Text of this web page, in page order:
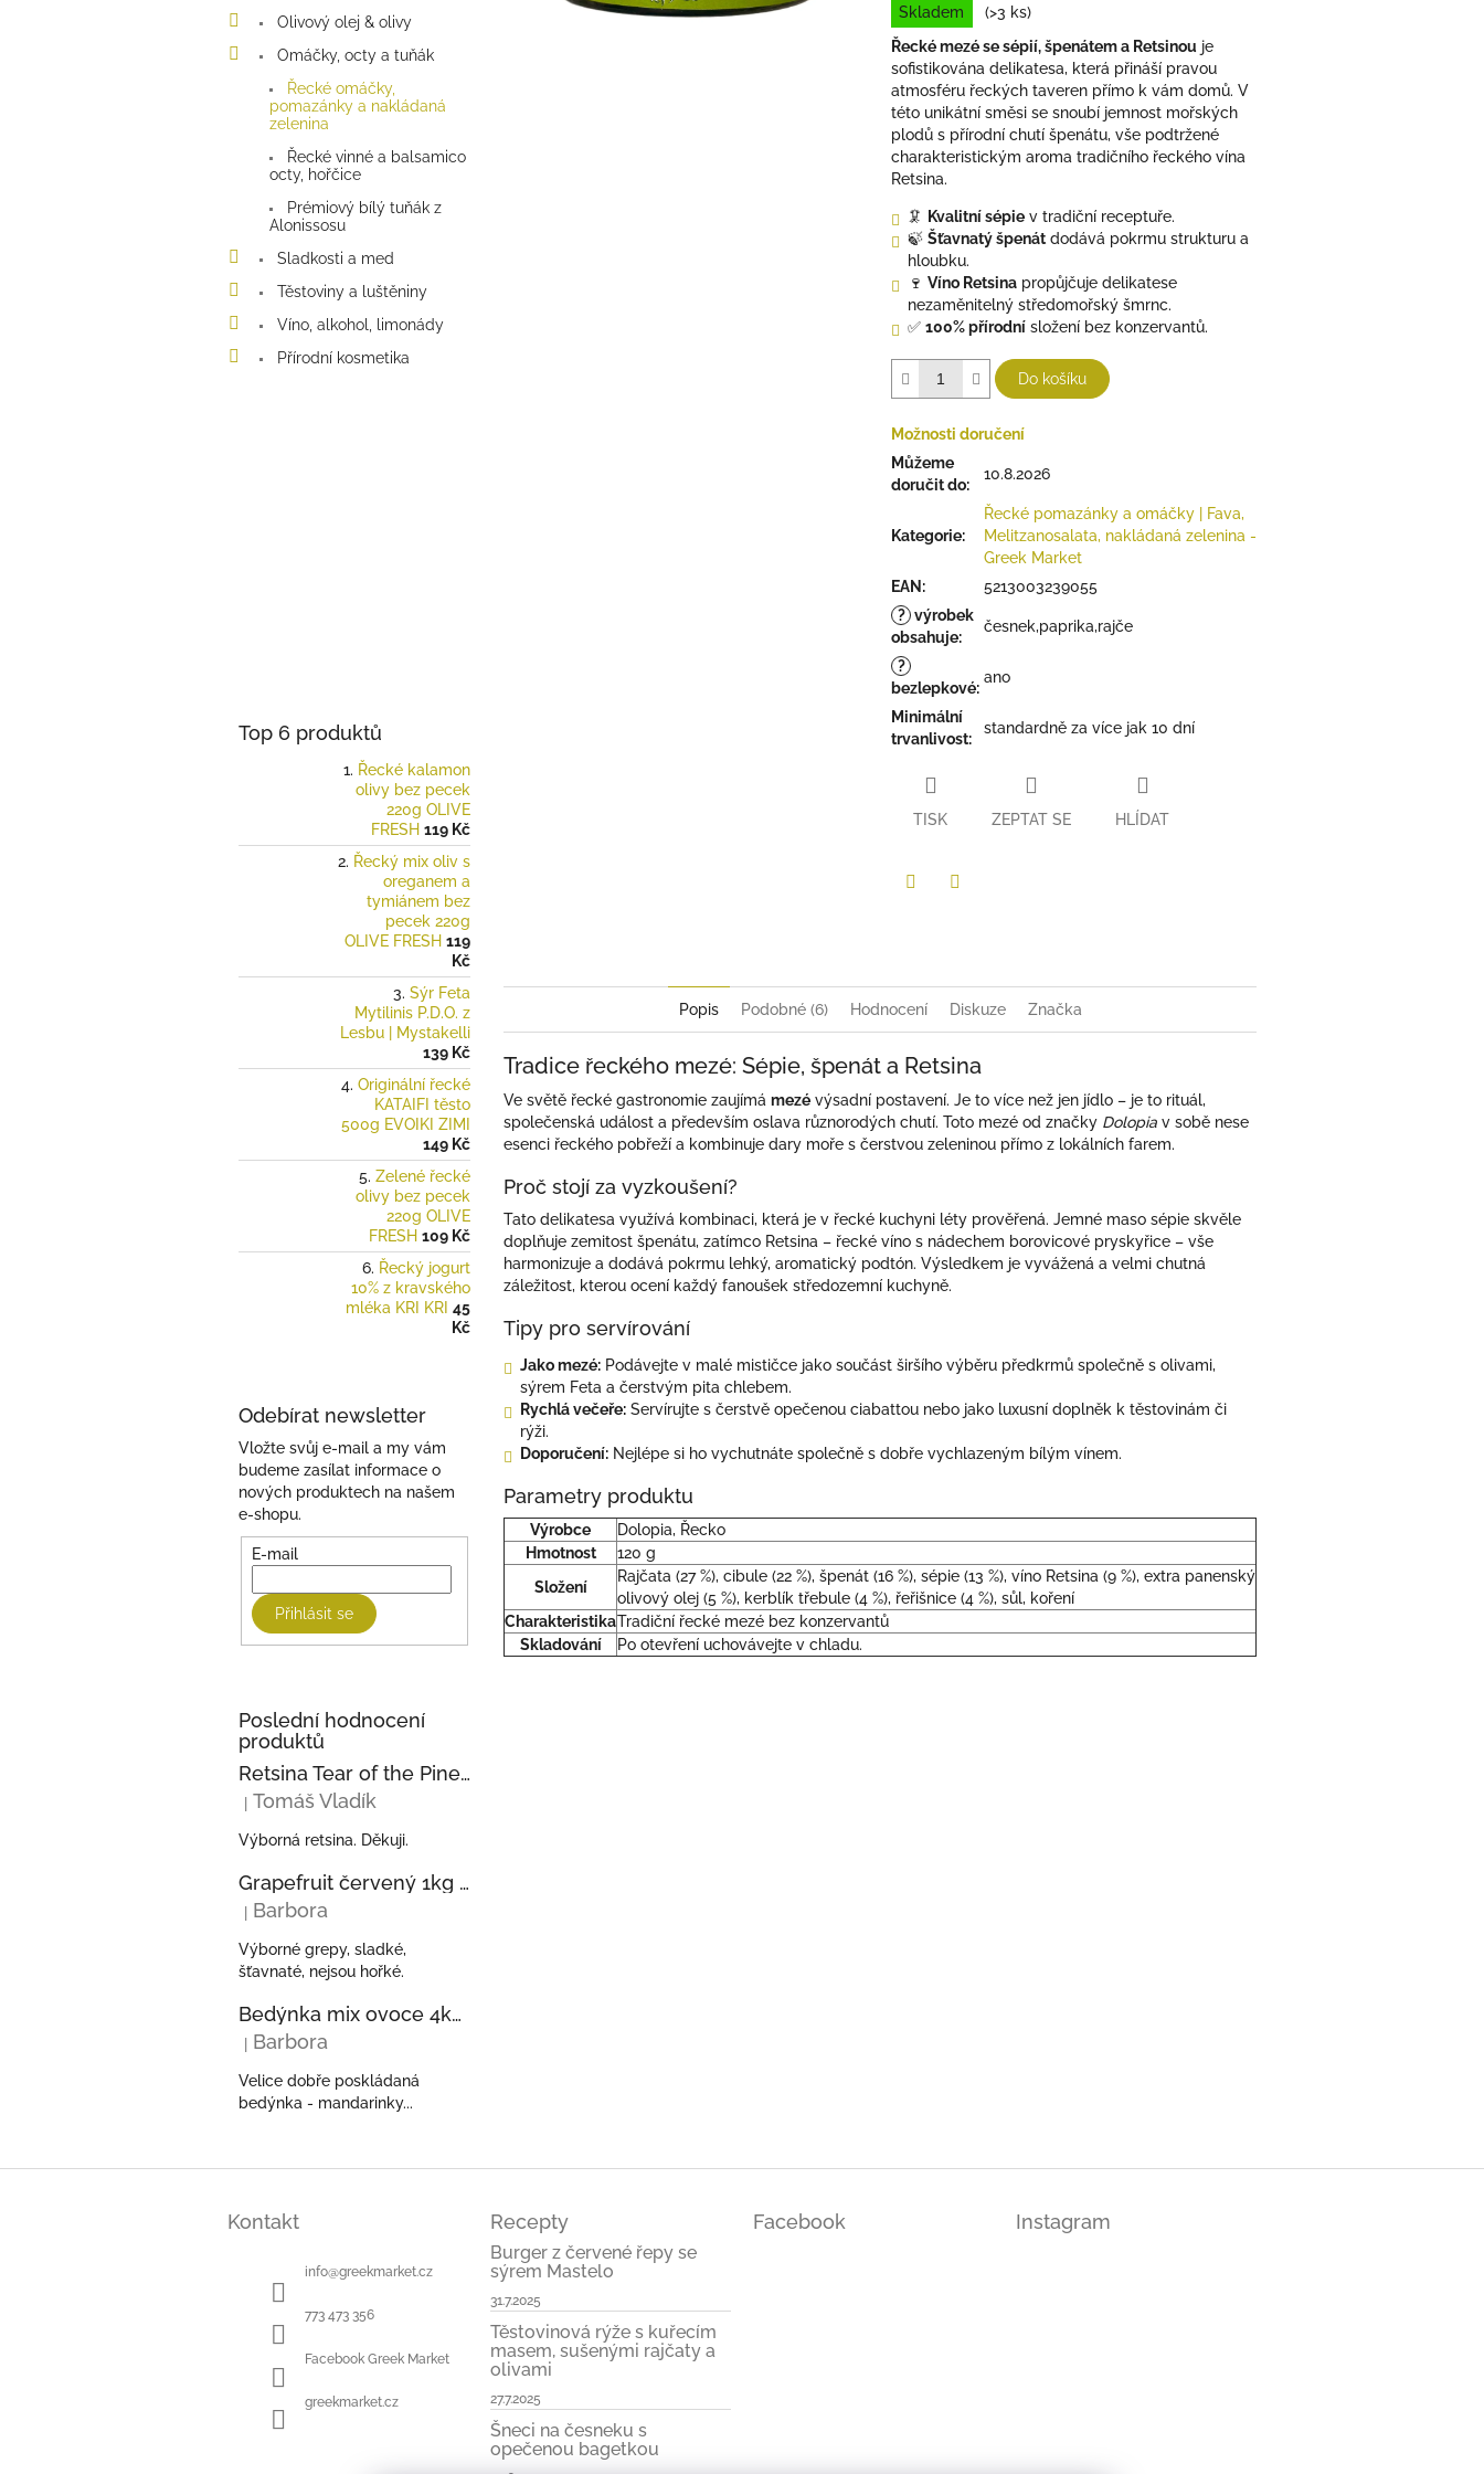
Olivový olej & olivy
Omáčky, octy a tuňák
Řecké omáčky,
pomazánky a nakládaná
zelenina
Řecké vinné a balsamico
octy, hořčice
Prémiový bílý tuňák z
Alonissosu
Sladkosti a med
Těstoviny a luštěniny
Víno, alkohol, limonády
Přírodní kosmetika
Top 6 produktů
Řecké kalamon
olivy bez pecek
220g OLIVE
FRESH 119 Kč
Řecký mix oliv s
oreganem a
tymiánem bez
pecek 220g
OLIVE FRESH 119
Kč
Sýr Feta
Mytilinis P.D.O. z
Lesbu | Mystakelli
139 Kč
Originální řecké
KATAIFI těsto
500g EVOIKI ZIMI
149 Kč
Zelené řecké
olivy bez pecek
220g OLIVE
FRESH 109 Kč
Řecký jogurt
10% z kravského
mléka KRI KRI 45
Kč
Odebírat newsletter
Vložte svůj e-mail a my vám
budeme zasílat informace o
nových produktech na našem
e-shopu.
E-mail
Přihlásit se
Poslední hodnocení
produktů
Retsina Tear of the Pine 750ml 2023 KECHRIS
Hodnocení produktu je 5 z 5 hvězdiček.
| Tomáš Vladík
Výborná retsina. Děkuji.
Grapefruit červený 1kg z Řecka
Hodnocení produktu je 5 z 5 hvězdiček.
| Barbora
Výborné grepy, sladké,
šťavnaté, nejsou hořké.
Bedýnka mix ovoce 4kg - pomeranče, mandarinky, kiwi, avokáda z Řecka
Hodnocení produktu je 5 z 5 hvězdiček.
| Barbora
Velice dobře poskládaná
bedýnka - mandarinky...
5
hvězdiček.
Skladem
(>3 ks)
Řecké mezé se sépií, špenátem a Retsinou je
sofistikována delikatesa, která přináší pravou
atmosféru řeckých taveren přímo k vám domů. V
této unikátní směsi se snoubí jemnost mořských
plodů s přírodní chutí špenátu, vše podtržené
charakteristickým aroma tradičního řeckého vína
Retsina.
🦑 Kvalitní sépie v tradiční receptuře.
🍃 Šťavnatý špenát dodává pokrmu strukturu a
hloubku.
🍷 Víno Retsina propůjčuje delikatese
nezaměnitelný středomořský šmrnc.
✅ 100% přírodní složení bez konzervantů.
Do košíku
Možnosti doručení
Můžeme
doručit do:
10.8.2026
Kategorie:
Řecké pomazánky a omáčky | Fava,
Melitzanosalata, nakládaná zelenina -
Greek Market
EAN :
5213003239055
? výrobek
obsahuje:
česnek,paprika,rajče
?
bezlepkové:
ano
Minimální
trvanlivost:
standardně za více jak 10 dní
TISK ZEPTAT SE HLÍDAT
Popis Podobné (6) Hodnocení Diskuze Značka
Tradice řeckého mezé: Sépie, špenát a Retsina
Ve světě řecké gastronomie zaujímá mezé výsadní postavení. Je to více než jen jídlo – je to rituál,
společenská událost a především oslava různorodých chutí. Toto mezé od značky Dolopia v sobě nese
esenci řeckého pobřeží a kombinuje dary moře s čerstvou zeleninou přímo z lokálních farem.
Proč stojí za vyzkoušení?
Tato delikatesa využívá kombinaci, která je v řecké kuchyni léty prověřená. Jemné maso sépie skvěle
doplňuje zemitost špenátu, zatímco Retsina – řecké víno s nádechem borovicové pryskyřice – vše
harmonizuje a dodává pokrmu lehký, aromatický podtón. Výsledkem je vyvážená a velmi chutná
záležitost, kterou ocení každý fanoušek středozemní kuchyně.
Tipy pro servírování
Jako mezé: Podávejte v malé mističce jako součást širšího výběru předkrmů společně s olivami,
sýrem Feta a čerstvým pita chlebem.
Rychlá večeře: Servírujte s čerstvě opečenou ciabattou nebo jako luxusní doplněk k těstovinám či
rýži.
Doporučení: Nejlépe si ho vychutnáte společně s dobře vychlazeným bílým vínem.
Parametry produktu
Výrobce
Dolopia, Řecko
Hmotnost
120 g
Složení
Rajčata (27 %), cibule (22 %), špenát (16 %), sépie (13 %), víno Retsina (9 %), extra panenský
olivový olej (5 %), kerblík třebule (4 %), řeřišnice (4 %), sůl, koření
CharakteristikaTradiční řecké mezé bez konzervantů
Skladování
Po otevření uchovávejte v chladu.
Kontakt
info@greekmarket.cz
773 473 356
Facebook Greek Market
greekmarket.cz
Recepty
Burger z červené řepy se
sýrem Mastelo
31.7.2025
Těstovinová rýže s kuřecím
masem, sušenými rajčaty a
olivami
27.7.2025
Šneci na česneku s
opečenou bagetkou
Facebook Instagram